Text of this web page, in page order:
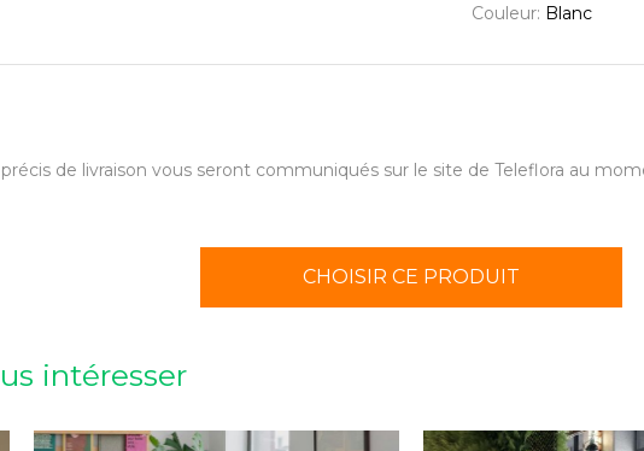
Couleur: Blanc
de livraison vous seront communiqués sur le site de Teleflora au
CHOISIR CE PRODUIT
intéresser